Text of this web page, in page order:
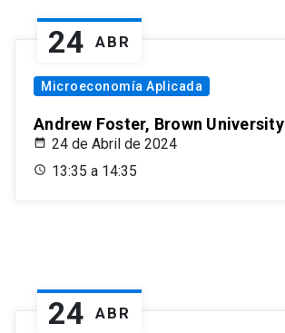
24 ABR
Microeconomía Aplicada
Andrew Foster, Brown University
24 de Abril de 2024
13:35 a 14:35
24 ABR